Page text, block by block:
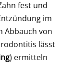
fest und
im
Abbauch von
lässt
) ermitteln